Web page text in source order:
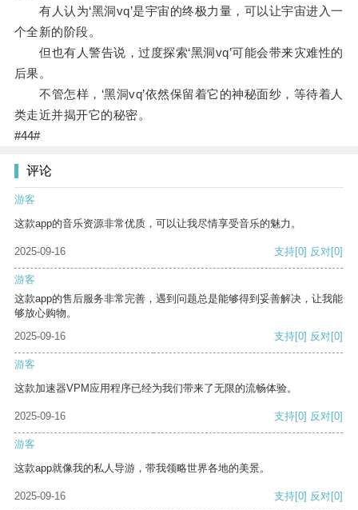
有人认为‘黑洞vq’是宇宙的终极力量，可以让宇宙进入一
个全新的阶段。
但也有人警告说，过度探索‘黑洞vq’可能会带来灾难性的
后果。
不管怎样，‘黑洞vq’依然保留着它的神秘面纱，等待着人
类走近并揭开它的秘密。
#44#
评论
游客
这款app的音乐资源非常优质，可以让我尽情享受音乐的魅力。
2025-09-16 支持[0] 反对[0]
游客
这款app的售后服务非常完善，遇到问题总是能够得到妥善解决，让我能
够放心购物。
2025-09-16
支持[0] 反对[0]
游客
这款加速器VPM应用程序已经为我们带来了无限的流畅体验。
2025-09-16 支持[0] 反对[0]
游客
这款app就像我的私人导游，带我领略世界各地的美景。
2025-09-16 支持[0] 反对[0]